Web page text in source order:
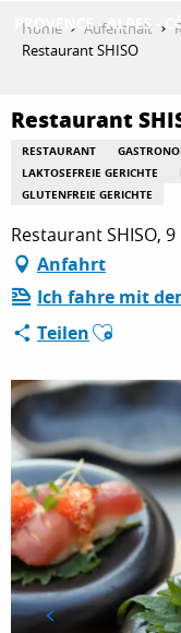
ESPACE
Home Aufenthalt
Restaurant SHISO
Restaurant
RESTAURANT
LAKTOSEFREIE GERICHTE
GLUTENFREIE GERICHTE
Restaurant SHISO,
Anfahrt
Ich fahre mit
TeilenAjouter